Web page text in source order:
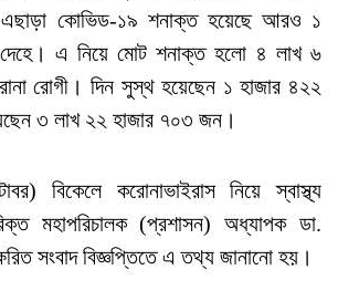
কোভিড-১৯ শনাক্ত হয়েছে আরও ১
এ নিয়ে মোট শনাক্ত হলো ৪ লাখ ৬
রোগী। দিন সুস্থ হয়েছেন ১ হাজার ৪২২
৩ লাখ ২২ হাজার ৭০৩ জন।
বিকেলে করোনাভাইরাস নিয়ে স্বাস্থ্য
মহাপরিচালক (প্রশাসন) অধ্যাপক ডা.
সংবাদ বিজ্ঞপ্তিতে এ তথ্য জানানো হয়।